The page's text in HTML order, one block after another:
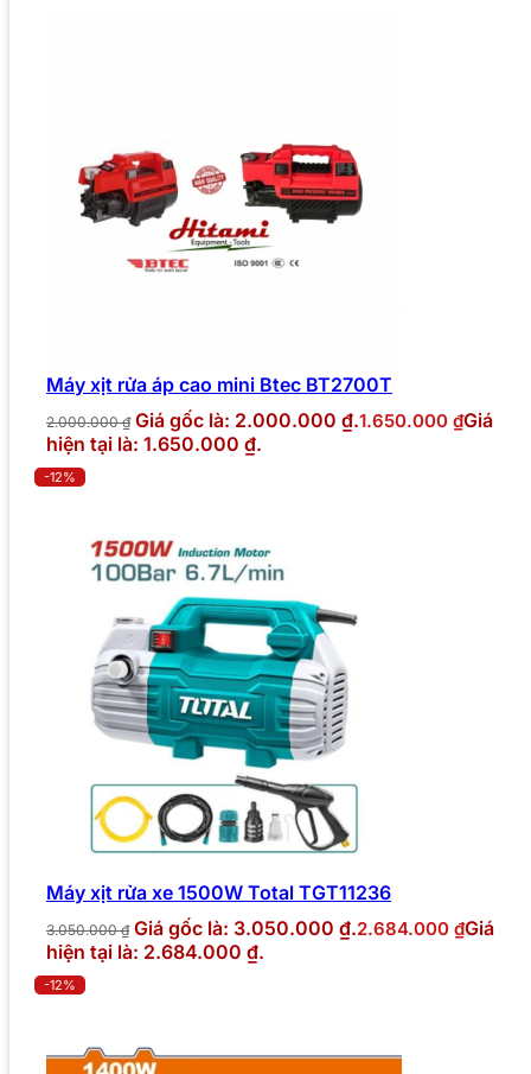
Máy xịt rửa áp cao mini Btec BT2700T
2.000.000₫ Giá gốc là: 2.000.000 ₫.1.650.000 ₫Giá
hiện tại là: 1.650.000 ₫.
-12%
Máy xịt rửa xe 1500W Total TGT11236
3.050.000₫ Giá gốc là: 3.050.000 ₫.2.684.000 ₫Giá
hiện tại là: 2.684.000 ₫.
-12%